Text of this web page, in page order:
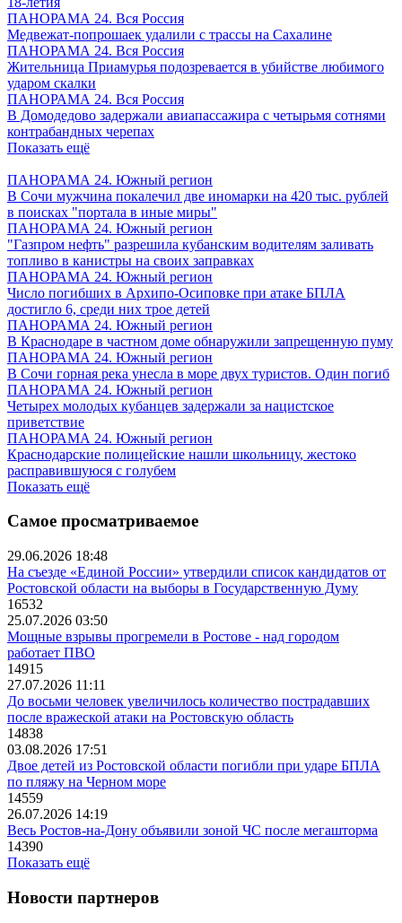
ПАНОРАМА 24. Вся Россия
Медвежат-попрошаек удалили с трассы на Сахалине
ПАНОРАМА 24. Вся Россия
Жительница Приамурья подозревается в убийстве любимого
ударом скалки
ПАНОРАМА 24. Вся Россия
В Домодедово задержали авиапассажира с четырьмя сотнями
контрабандных черепах
Показать ещё
ПАНОРАМА 24. Южный регион
В Сочи мужчина покалечил две иномарки на 420 тыс. рублей
в поисках "портала в иные миры"
ПАНОРАМА 24. Южный регион
"Газпром нефть" разрешила кубанским водителям заливать
топливо в канистры на своих заправках
ПАНОРАМА 24. Южный регион
Число погибших в Архипо-Осиповке при атаке БПЛА
достигло 6, среди них трое детей
ПАНОРАМА 24. Южный регион
В Краснодаре в частном доме обнаружили запрещенную пуму
ПАНОРАМА 24. Южный регион
В Сочи горная река унесла в море двух туристов. Один погиб
ПАНОРАМА 24. Южный регион
Четырех молодых кубанцев задержали за нацистское
приветствие
ПАНОРАМА 24. Южный регион
Краснодарские полицейские нашли школьницу, жестоко
расправившуюся с голубем
Показать ещё
Самое просматриваемое
29.06.2026 18:48
На съезде «Единой России» утвердили список кандидатов от
Ростовской области на выборы в Государственную Думу
16532
25.07.2026 03:50
Мощные взрывы прогремели в Ростове - над городом
работает ПВО
14915
27.07.2026 11:11
До восьми человек увеличилось количество пострадавших
после вражеской атаки на Ростовскую область
14838
03.08.2026 17:51
Двое детей из Ростовской области погибли при ударе БПЛА
по пляжу на Черном море
14559
26.07.2026 14:19
Весь Ростов-на-Дону объявили зоной ЧС после мегашторма
14390
Показать ещё
Новости партнеров